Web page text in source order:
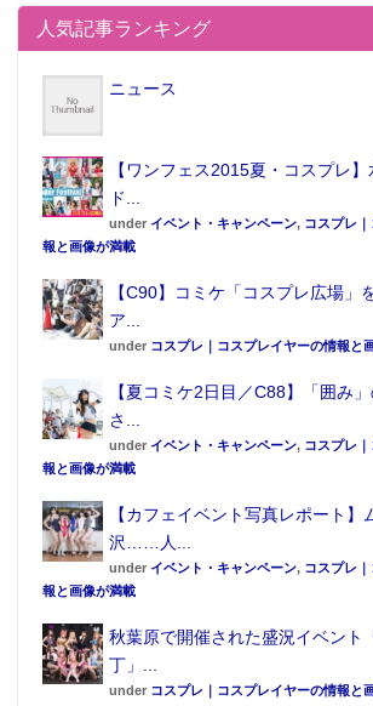
人気記事ランキング
ニュース
【ワンフェス2015夏・コスプレ
ド...
under イベント・キャンペーン, コスプレ
報と画像が満載
【C90】コミケ「コスプレ広場」
ア...
under コスプレ｜コスプレイヤーの情報と
【夏コミケ2日目／C88】「囲み
さ...
under イベント・キャンペーン, コスプレ
報と画像が満載
【カフェイベント写真レポート】
沢……人...
under イベント・キャンペーン, コスプレ
報と画像が満載
秋葉原で開催された盛況イベント
丁」...
under コスプレ｜コスプレイヤーの情報と